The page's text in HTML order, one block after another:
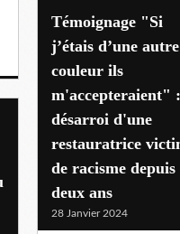
Témoignage "Si
j’étais d’une autre
couleur ils
m'accepteraient"
désarroi d'une
restauratrice
de racisme depuis
deux ans
28 Janvier 2024